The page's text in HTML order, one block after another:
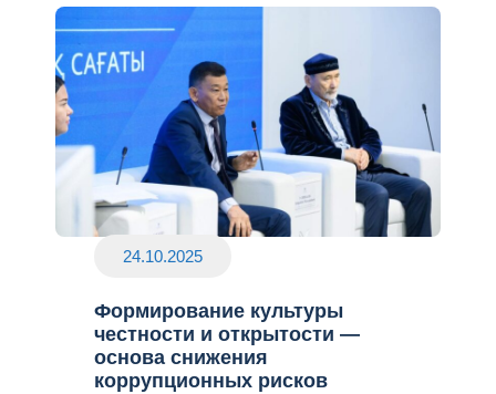
24.10.2025
Формирование культуры
честности и открытости —
основа снижения
коррупционных рисков